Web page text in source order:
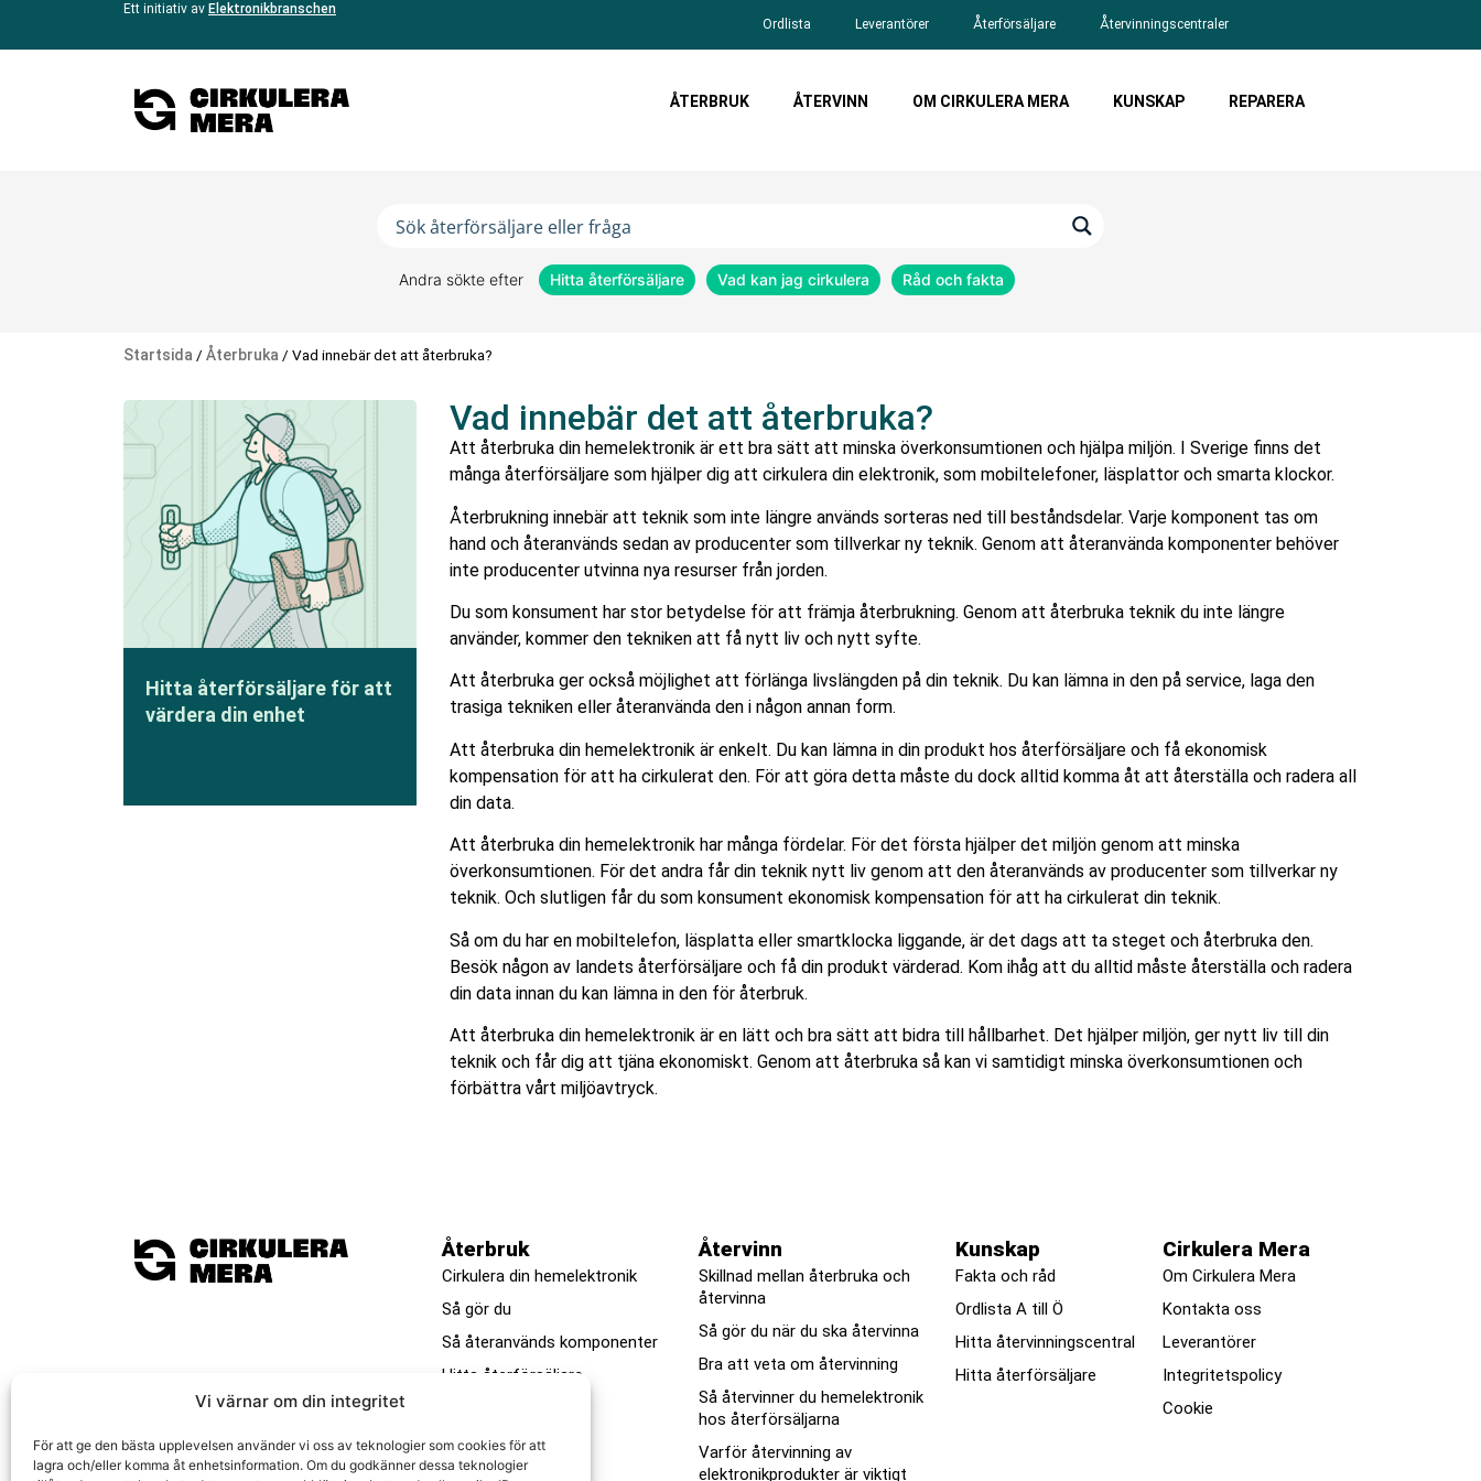
Vi värnar om din integritet
Föratt ge den bästa upplevelsen användervi oss av teknologiersom cookies föratt
lagra och/ellerkomma åt enhetsinformation. Om du godkännerdessa teknologier
Ett initiativ av Elektronikbranschen
Ordlista
Leverantörer Återförsäljare Återvinningscentraler
ÅTERBRUK ÅTERVINN OM CIRKULERA MERA KUNSKAP REPARERA
Andra sökte efter Hitta återförsäljare Vad kan jag cirkulera Råd och fakta
Startsida / Återbruka / Vad innebär det att återbruka?
Hitta återförsäljare för att
värdera din enhet
Vad innebär det att återbruka?
Att återbruka din hemelektronik är ett bra sätt att minska överkonsumtionen och hjälpa miljön. I Sverige finns det
många återförsäljare som hjälper dig att cirkulera din elektronik, som mobiltelefoner, läsplattor och smarta klockor.
Återbrukning innebär att teknik som inte längre används sorteras ned till beståndsdelar. Varje komponent tas om
hand och återanvänds sedan av producenter som tillverkar ny teknik. Genom att återanvända komponenter behöver
inte producenter utvinna nya resurser från jorden.
Du som konsument har stor betydelse för att främja återbrukning. Genom att återbruka teknik du inte längre
använder, kommer den tekniken att få nytt liv och nytt syfte.
Att återbruka ger också möjlighet att förlänga livslängden på din teknik. Du kan lämna in den på service, laga den
trasiga tekniken eller återanvända den i någon annan form.
Att återbruka din hemelektronik är enkelt. Du kan lämna in din produkt hos återförsäljare och få ekonomisk
kompensation för att ha cirkulerat den. För att göra detta måste du dock alltid komma åt att återställa och radera all
din data.
Att återbruka din hemelektronik har många fördelar. För det första hjälper det miljön genom att minska
överkonsumtionen. För det andra får din teknik nytt liv genom att den återanvänds av producenter som tillverkar ny
teknik. Och slutligen får du som konsument ekonomisk kompensation för att ha cirkulerat din teknik.
Så om du har en mobiltelefon, läsplatta eller smartklocka liggande, är det dags att ta steget och återbruka den.
Besök någon av landets återförsäljare och få din produkt värderad. Kom ihåg att du alltid måste återställa och radera
din data innan du kan lämna in den för återbruk.
Att återbruka din hemelektronik är en lätt och bra sätt att bidra till hållbarhet. Det hjälper miljön, ger nytt liv till din
teknik och får dig att tjäna ekonomiskt. Genom att återbruka så kan vi samtidigt minska överkonsumtionen och
förbättra vårt miljöavtryck.
Återbruk
Cirkulera din hemelektronik
Så gör du
Så återanvänds komponenter
Hitta återförsäljare
Återvinn
Skillnad mellan återbruka och
återvinna
Så gör du när du ska återvinna
Bra att veta om återvinning
Så återvinner du hemelektronik
hos återförsäljarna
Varför återvinning av
elektronikprodukter är viktigt
Kunskap
Fakta och råd
Ordlista A till Ö
Hitta återvinningscentral
Hitta återförsäljare
Cirkulera Mera
Om Cirkulera Mera
Kontakta oss
Leverantörer
Integritetspolicy
Cookie